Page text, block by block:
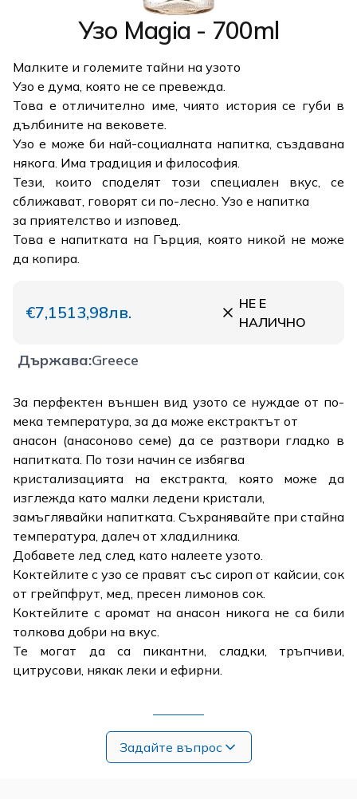
Узо Magia - 700ml
Малките и големите тайни на узото
Узо е дума, която не се превежда.
Това е отличително име, чиято история се губи в
дълбините на вековете.
Узо е може би най-социалната напитка, създавана
някога. Има традиция и философия.
Тези, които споделят този специален вкус, се
сближават, говорят си по-лесно. Узо е напитка
за приятелство и изповед.
Това е напитката на Гърция, която никой не може
да копира.
€7,1513,98лв.
НЕ Е
НАЛИЧНО
Държава:Greece
За перфектен външен вид узото се нуждае от по-
мека температура, за да може екстрактът от
анасон (анасоново семе) да се разтвори гладко в
напитката. По този начин се избягва
кристализацията на екстракта, която може да
изглежда като малки ледени кристали,
замъглявайки напитката. Съхранявайте при стайна
температура, далеч от хладилника.
Добавете лед след като налеете узото.
Коктейлите с узо се правят със сироп от кайсии, сок
от грейпфрут, мед, пресен лимонов сок.
Коктейлите с аромат на анасон никога не са били
толкова добри на вкус.
Те могат да са пикантни, сладки, тръпчиви,
цитрусови, някак леки и ефирни.
Задайте въпрос